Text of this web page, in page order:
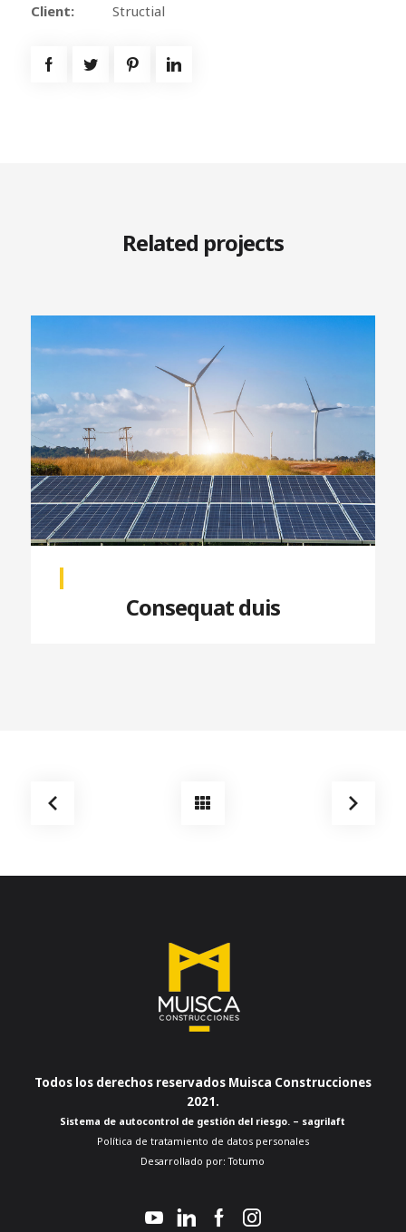
Client:
Structial
Related projects
Consequat duis
Todos los derechos reservados Muisca Construcciones
2021.
Sistema de autocontrol de gestión del riesgo. – sagrilaft
Política de tratamiento de datos personales
Desarrollado por: Totumo